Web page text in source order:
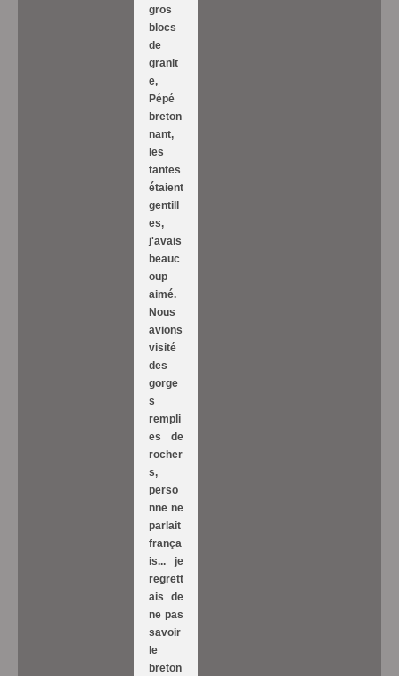
gros
blocs
de
granit
e,
Pépé
breton
nant,
les
tantes
étaient
gentill
es,
j'avais
beauc
oup
aimé.
Nous
avions
visité
des
gorge
s
rempli
es de
rocher
s,
perso
nne ne
parlait
frança
is... je
regrett
ais de
ne pas
savoir
le
breton